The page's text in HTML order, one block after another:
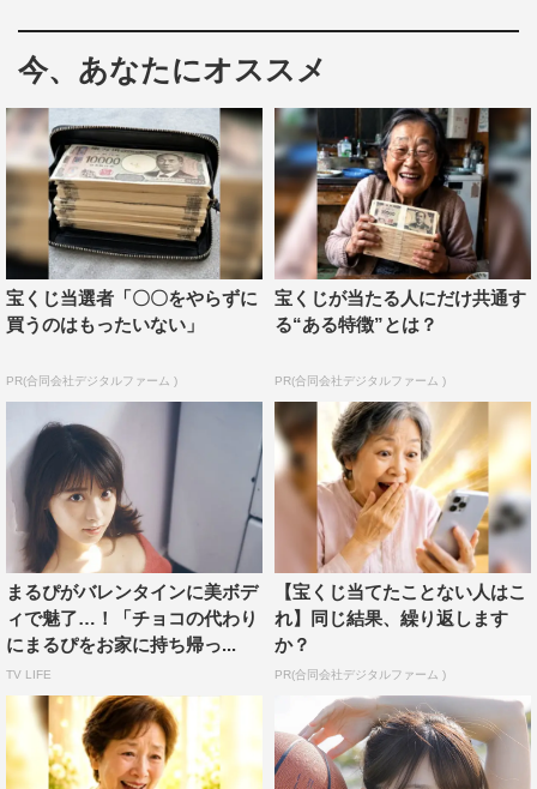
撮影については「今回が初水着撮影、初雑誌撮影と初めて
づくしで、本当に信じられないくらい緊張して、ロケ地に
向かうまで正直お腹が痛かったです（笑）。だけど、お話
しすることが大好きなので、現場に入る頃には楽しい！
の気持ちが勝っていました！」と明かす。
最後は「初水着姿をお披露目しましたが、いかがだったで
しょうか！ どのカットもお気に入りなので、皆さんにた
今、あなたにオススメ
宝くじ当選者「〇〇をやらずに
買うのはもったいない」
PR(合同会社デジタルファーム )
宝くじが当たる人にだけ共通す
る“ある特徴”とは？
PR(合同会社デジタルファーム )
まるぴがバレンタインに美ボデ
ィで魅了…！「チョコの代わり
にまるぴをお家に持ち帰っ...
TV LIFE
【宝くじ当てたことない人はこ
れ】同じ結果、繰り返します
か？
PR(合同会社デジタルファーム )